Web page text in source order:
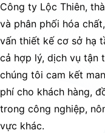
Công ty Lộc Thiên,
và phân phối hóa
vấn thiết kế cơ sở hạ
cả hợp lý, dịch vụ tận
chúng tôi cam kết
phí cho khách hàng,
trong công nghiệp,
vực khác.